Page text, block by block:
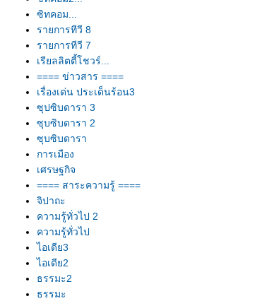
ซิทคอม...
รายการทีวี 8
รายการทีวี 7
เรียลลิตตี้โชวร์...
==== ข่าวสาร ====
เรื่องเด่น ประเด็นร้อน3
ซุปซิบดารา 3
ซุบซิบดารา 2
ซุบซิบดารา
การเมือง
เศรษฐกิจ
==== สาระความรู้ ====
จิปาถะ
ความรู้ทั่วไป 2
ความรู้ทั่วไป
ไอเดีย3
ไอเดีย2
ธรรมะ2
ธรรมะ